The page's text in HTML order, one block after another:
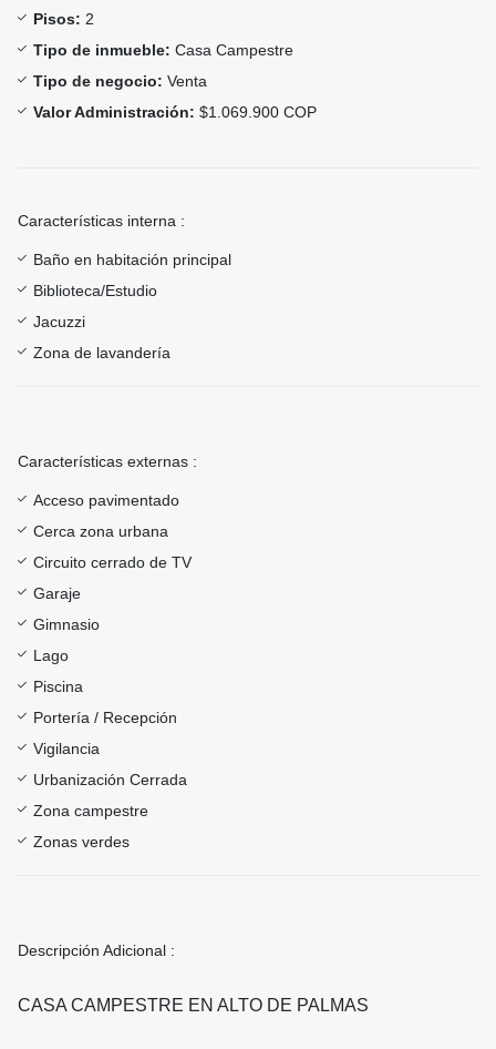
Pisos: 2
Tipo de inmueble: Casa Campestre
Tipo de negocio: Venta
Valor Administración: $1.069.900 COP
Características interna :
Baño en habitación principal
Biblioteca/Estudio
Jacuzzi
Zona de lavandería
Características externas :
Acceso pavimentado
Cerca zona urbana
Circuito cerrado de TV
Garaje
Gimnasio
Lago
Piscina
Portería / Recepción
Vigilancia
Urbanización Cerrada
Zona campestre
Zonas verdes
Descripción Adicional :
CASA CAMPESTRE EN ALTO DE PALMAS